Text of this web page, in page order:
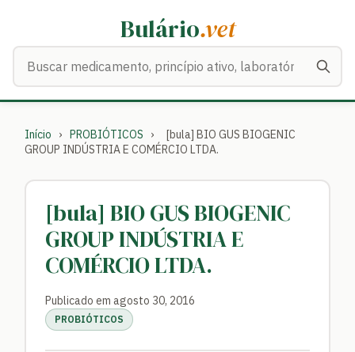
Bulário.vet
Início › PROBIÓTICOS ›
[bula] BIO GUS BIOGENIC
GROUP INDÚSTRIA E COMÉRCIO LTDA.
[bula] BIO GUS BIOGENIC
GROUP INDÚSTRIA E
COMÉRCIO LTDA.
Publicado em agosto 30, 2016
PROBIÓTICOS